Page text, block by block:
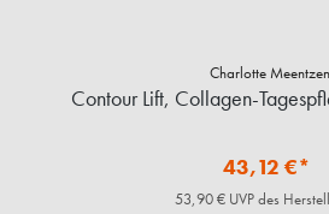
Charlotte Meentzen
Contour Lift, Collagen-
43,12 €*
53,90 € UVP des